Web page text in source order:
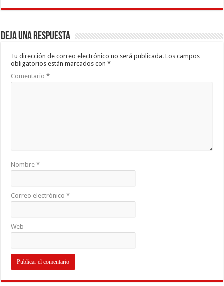
Deja una respuesta
Tu dirección de correo electrónico no será publicada. Los campos
obligatorios están marcados con*
Comentario*
Nombre*
Correo electrónico*
Web